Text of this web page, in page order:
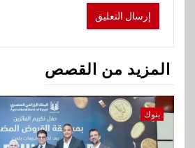
المزيد من القصص
بنوك